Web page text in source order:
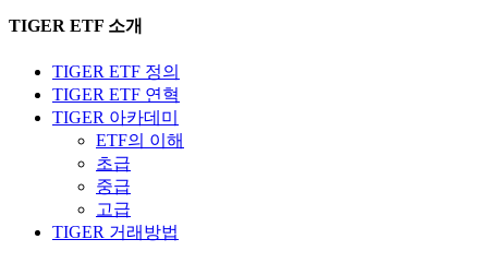
TIGER ETF 소개
TIGER ETF 정의
TIGER ETF 연혁
TIGER 아카데미
ETF의 이해
초급
중급
고급
TIGER 거래방법